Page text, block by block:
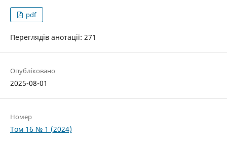
pdf
Переглядів анотації: 271
Опубліковано
2025-08-01
Номер
Том 16 № 1 (2024)